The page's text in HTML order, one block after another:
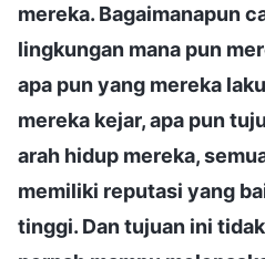
mereka. Bagaimanapun
lingkungan mana pun
apa pun yang mereka
mereka kejar, apa pun
arah hidup mereka,
memiliki reputasi yang
tinggi. Dan tujuan ini